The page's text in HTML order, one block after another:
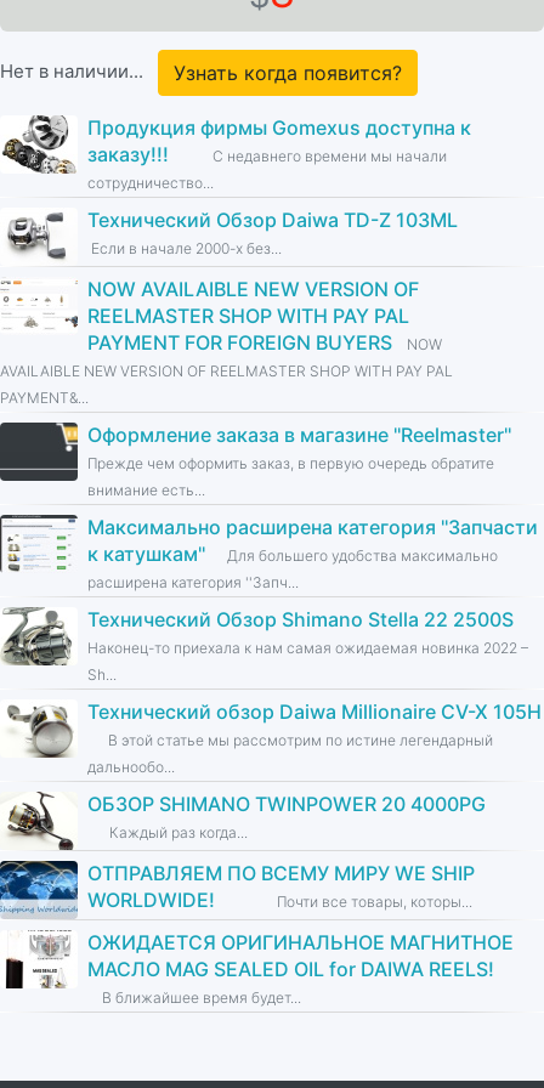
Нет в наличии... Узнать когда появится?
Продукция фирмы Gomexus доступна к
заказу!!!
С недавнего времени мы начали
сотрудничество...
Технический Обзор Daiwa TD-Z 103ML
Если в начале 2000-х без...
NOW AVAILAIBLE NEW VERSION OF
REELMASTER SHOP WITH PAY PAL
PAYMENT FOR FOREIGN BUYERS
NOW
AVAILAIBLE NEW VERSION OF REELMASTER SHOP WITH PAY PAL
PAYMENT&...
Оформление заказа в магазине ''Reelmaster''
Прежде чем оформить заказ, в первую очередь обратите
внимание есть...
Максимально расширена категория ''Запчасти
к катушкам''
Для большего удобства максимально
расширена категория ''Запч...
Технический Обзор Shimano Stella 22 2500S
Наконец-то приехала к нам самая ожидаемая новинка 2022 –
Sh...
Технический обзор Daiwa Millionaire CV-X 105H
В этой статье мы рассмотрим по истине легендарный
дальнообо...
ОБЗОР SHIMANO TWINPOWER 20 4000PG
Каждый раз когда...
ОТПРАВЛЯЕМ ПО ВСЕМУ МИРУ WE SHIP
WORLDWIDE!
Почти все товары, которы...
ОЖИДАЕТСЯ ОРИГИНАЛЬНОЕ МАГНИТНОЕ
МАСЛО MAG SEALED OIL for DAIWA REELS!
В ближайшее время будет...